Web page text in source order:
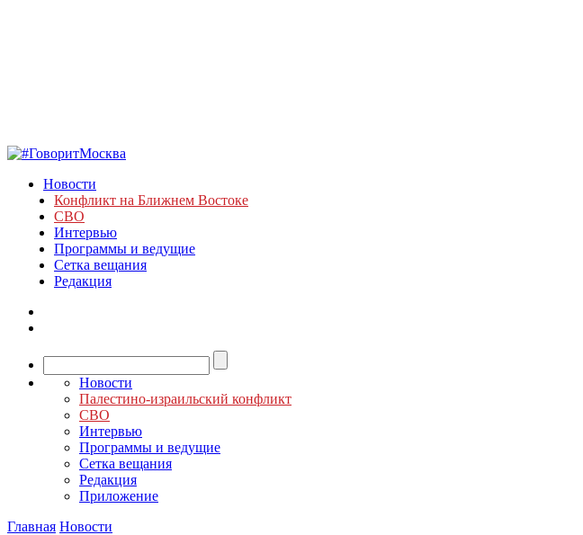
Новости
Конфликт на Ближнем Востоке
СВО
Интервью
Программы и ведущие
Сетка вещания
Редакция
Новости
Палестино-израильский конфликт
СВО
Интервью
Программы и ведущие
Сетка вещания
Редакция
Приложение
Главная Новости